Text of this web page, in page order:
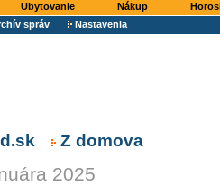
Ubytovanie Nákup
správ Nastavenia
Z domova
2025